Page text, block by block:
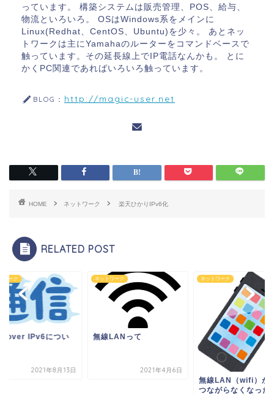
っています。 構築システムは販売管理、POS、給与、
物流といろいろ。 OSはWindows系をメインに
Linux(Redhat、CentOS、Ubuntu)を少々。 あとネッ
トワークは主にYamahaのルーターをコマンドベースで
触っています。その延長線上でIP電話なんかも。 とに
かくPC関連であればいろいろ触っています。
BLOG： http://magic-user.net
HOME ネットワーク 楽天ひかりIPv6化
RELATED POST
ワーク
over IPv6につい
2021年8月13日
ネットワーク
無線LANって
2021年4月6日
ネットワーク
無線LAN（wifi）が
つながらなくなった